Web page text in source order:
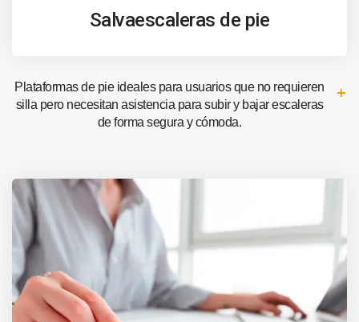
Salvaescaleras de pie
Plataformas de pie ideales para usuarios que no requieren
silla pero necesitan asistencia para subir y bajar escaleras
de forma segura y cómoda.